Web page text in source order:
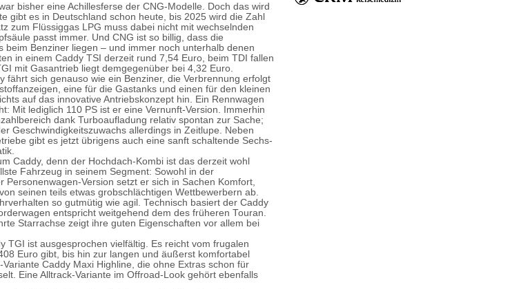
bisher eine Achillesferse der CNG-Modelle. Doch das wird
gibt es in Deutschland schon heute, bis 2025 wird die Zahl
zum Flüssiggas LPG muss dabei nicht mit wechselnden
passt immer. Und CNG ist so billig, dass die
beim Benziner liegen – und immer noch unterhalb denen
in einem Caddy TSI derzeit rund 7,54 Euro, beim TDI fallen
mit Gasantrieb liegt demgegenüber bei 4,32 Euro.
fährt sich genauso wie ein Benziner, die Verbrennung erfolgt
eine für die Gastanks und einen für den kleinen
auf das innovative Antriebskonzept hin. Ein Rennwagen
Mit lediglich 110 PS ist er eine Vernunft-Version. Immerhin
dank Turboaufladung relativ spontan zur Sache;
Geschwindigkeitszuwachs allerdings in Zeitlupe. Neben
gibt es jetzt übrigens auch eine sanft schaltende Sechs-
Caddy, denn der Hochdach-Kombi ist das derzeit wohl
Fahrzeug in seinem Segment: Sowohl in der
Personenwagen-Version setzt er sich in Sachen Komfort,
seinen teils etwas grobschlächtigen Wettbewerbern ab.
so gutmütig wie agil. Technisch basiert der Caddy
entspricht weitgehend dem des früheren Touran.
Starrachse zeigt ihre guten Eigenschaften vor allem bei
TGI ist ausgesprochen vielfältig. Es reicht vom frugalen
Euro gibt, bis hin zur langen und äußerst komfortabel
Caddy Maxi Highline, die ohne Extras schon für
Eine Alltrack-Variante im Offroad-Look gehört ebenfalls